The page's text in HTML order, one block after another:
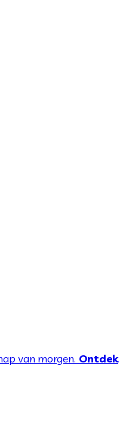
van morgen. Ontdek